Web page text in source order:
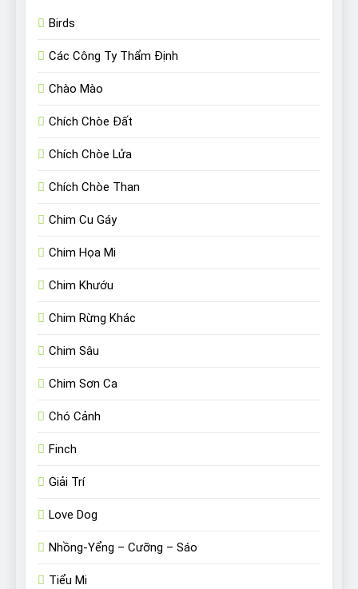
Birds
Các Công Ty Thẩm Định
Chào Mào
Chích Chòe Đất
Chích Chòe Lửa
Chích Chòe Than
Chim Cu Gáy
Chim Họa Mi
Chim Khướu
Chim Rừng Khác
Chim Sâu
Chim Sơn Ca
Chó Cảnh
Finch
Giải Trí
Love Dog
Nhồng-Yểng – Cưỡng – Sáo
Tiểu Mi